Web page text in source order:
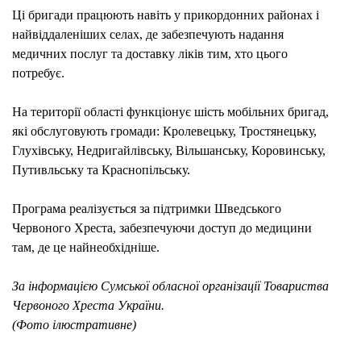
Ці бригади працюють навіть у прикордонних районах і
найвіддаленіших селах, де забезпечують надання
медичних послуг та доставку ліків тим, хто цього
потребує.
На території області функціонує шість мобільних бригад,
які обслуговують громади: Кролевецьку, Тростянецьку,
Глухівську, Недригайлівську, Вільшанську, Коровинську,
Путивльську та Краснопільську.
Програма реалізується за підтримки Шведського
Червоного Хреста, забезпечуючи доступ до медицини
там, де це найнеобхідніше.
За інформацією Сумської обласної організації Товариства
Червоного Хреста України.
(Фото ілюстративне)